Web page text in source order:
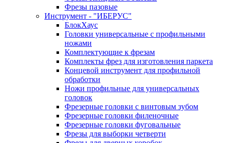
Фрезы пазовые
Инструмент - "ИБЕРУС"
БлокХаус
Головки универсальные с профильными
ножами
Комплектующие к фрезам
Комплекты фрез для изготовления паркета
Концевой инструмент для профильной
обработки
Ножи профильные для универсальных
головок
Фрезерные головки с винтовым зубом
Фрезерные головки филеночные
Фрезерные головки фуговальные
Фрезы для выборки четверти